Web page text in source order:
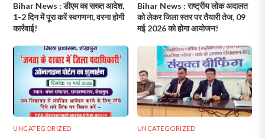
Bihar News : डीएम का सख्त आदेश,
1-2 दिन में पूरा करें स्वगणना, वरना होगी
कार्रवाई!
Bihar News : राष्ट्रीय लोक अदालत
को लेकर जिला स्तर पर तैयारी तेज, 09
मई 2026 को होगा आयोजन!
UNCATEGORIZED UNCATEGORIZED